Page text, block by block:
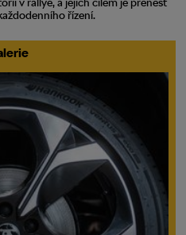
v rallye, a jejich cílem je přenést
řízení.